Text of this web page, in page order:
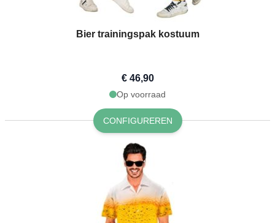
Bier trainingspak kostuum
€ 46,90
Op voorraad
CONFIGUREREN